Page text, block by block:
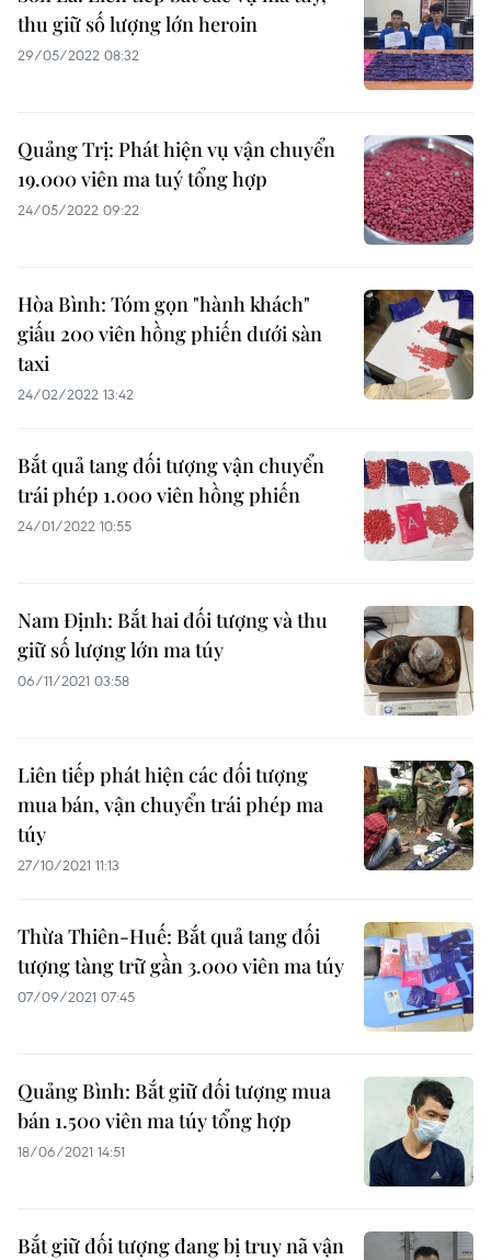
thu giữ số lượng lớn heroin
29/05/2022 08:32
Quảng Trị: Phát hiện vụ vận chuyển
19.000 viên ma tuý tổng hợp
24/05/2022 09:22
Hòa Bình: Tóm gọn "hành khách"
giấu 200 viên hồng phiến dưới sàn
taxi
24/02/2022 13:42
Bắt quả tang đối tượng vận chuyển
trái phép 1.000 viên hồng phiến
24/01/2022 10:55
Nam Định: Bắt hai đối tượng và thu
giữ số lượng lớn ma túy
06/11/2021 03:58
Liên tiếp phát hiện các đối tượng
mua bán, vận chuyển trái phép ma
túy
27/10/2021 11:13
Thừa Thiên-Huế: Bắt quả tang đối
tượng tàng trữ gần 3.000 viên ma túy
07/09/2021 07:45
Quảng Bình: Bắt giữ đối tượng mua
bán 1.500 viên ma túy tổng hợp
18/06/2021 14:51
Bắt giữ đối tượng đang bị truy nã vận